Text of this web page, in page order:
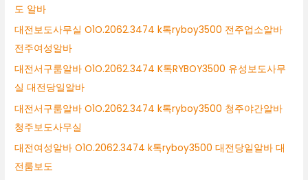
도 알바
대전보도사무실 O1O.2062.3474 k톡ryboy3500 전주업소알바
전주여성알바
대전서구룸알바 O1O.2062.3474 K톡RYBOY3500 유성보도사무
실 대전당일알바
대전서구룸알바 O1O.2062.3474 k톡ryboy3500 청주야간알바
청주보도사무실
대전여성알바 O1O.2062.3474 k톡ryboy3500 대전당일알바 대
전룸보도